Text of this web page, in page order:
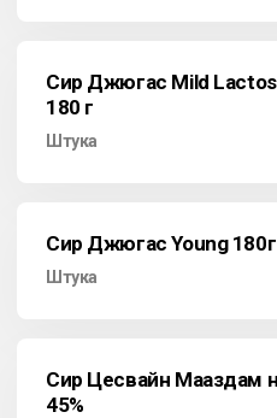
Сир Джюгас Mild
180 г
Штука
Сир Джюгас Young 180г
Штука
Сир Цесвайн Мааздам
45%